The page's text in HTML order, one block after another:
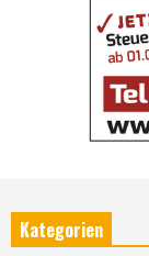
Kategorien